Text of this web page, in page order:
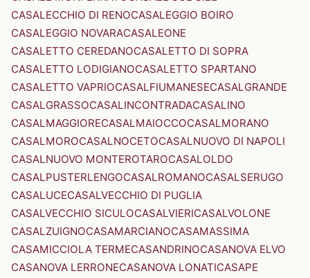
CASALECCHIO DI RENOCASALEGGIO BOIRO
CASALEGGIO NOVARACASALEONE
CASALETTO CEREDANOCASALETTO DI SOPRA
CASALETTO LODIGIANOCASALETTO SPARTANO
CASALETTO VAPRIOCASALFIUMANESECASALGRANDE
CASALGRASSOCASALINCONTRADACASALINO
CASALMAGGIORECASALMAIOCCOCASALMORANO
CASALMOROCASALNOCETOCASALNUOVO DI NAPOLI
CASALNUOVO MONTEROTAROCASALOLDO
CASALPUSTERLENGOCASALROMANOCASALSERUGO
CASALUCECASALVECCHIO DI PUGLIA
CASALVECCHIO SICULOCASALVIERICASALVOLONE
CASALZUIGNOCASAMARCIANOCASAMASSIMA
CASAMICCIOLA TERMECASANDRINOCASANOVA ELVO
CASANOVA LERRONECASANOVA LONATICASAPE